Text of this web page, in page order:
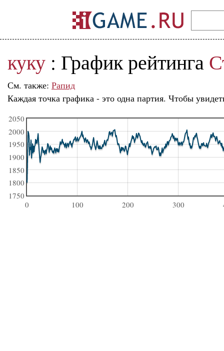
куку : График рейтинга
См. также: Рапид
Каждая точка графика - это одна партия. Чтобы
0 100 200 300
1750
1800
1850
1900
1950
2000
2050